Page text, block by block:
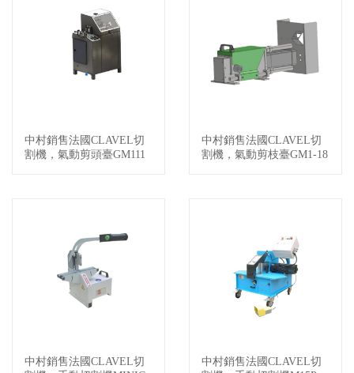
查看詳情
中村銷售法國CLAVEL切
割機，氣動剪頭臺GM111
查看詳情
中村銷售法國CLAVEL切
割機，氣動剪枝臺GM1-18
查看詳情
中村銷售法國CLAVEL切
查看詳情
中村銷售法國CLAVEL切